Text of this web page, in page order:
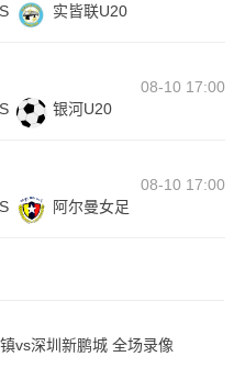
实皆联U20
08-10 17:00
银河U20
08-10 17:00
阿尔曼女足
vs深圳新鹏城 全场录像